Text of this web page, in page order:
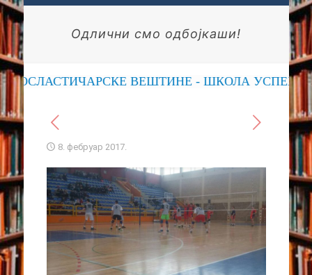
Одлични смо одбојкаши!
ВЕШТИНЕ - ШКОЛА УСПЕХА
8. фебруар 2017.